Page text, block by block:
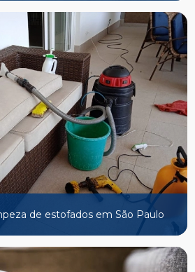
de estofados em São Paulo